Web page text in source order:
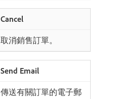
Cancel
取消銷售訂單。
Send Email
傳送有關訂單的電子郵